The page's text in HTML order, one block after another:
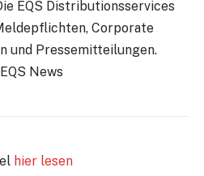
EQS Distributionsservices
Corporate
und Pressemitteilungen.
News
hier lesen